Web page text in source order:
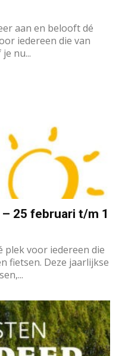
aan en belooft dé
iedereen die van
nu...
– 25 februari t/m 1
plek voor iedereen die
fietsen. Deze jaarlijkse